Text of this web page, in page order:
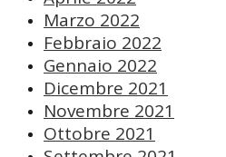
Marzo 2022
Febbraio 2022
Gennaio 2022
Dicembre 2021
Novembre 2021
Ottobre 2021